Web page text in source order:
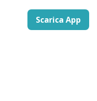
Scarica App